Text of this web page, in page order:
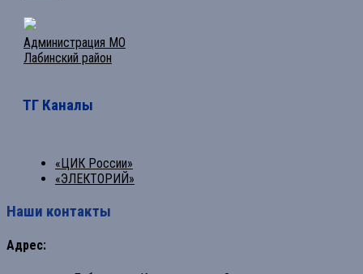
Администрация МО
Лабинский район
ТГ Каналы
«ЦИК России»
«ЭЛЕКТОРИЙ»
Наши контакты
Адрес: